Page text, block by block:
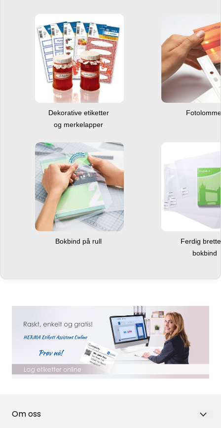
Dekorative etiketter
og merkelapper
Bokbind på rull
Ferdig
bokbind
Om oss